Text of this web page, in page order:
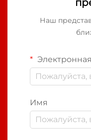
Наш
Имя